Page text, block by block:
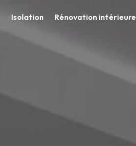
Isolation Rénovation intérieure